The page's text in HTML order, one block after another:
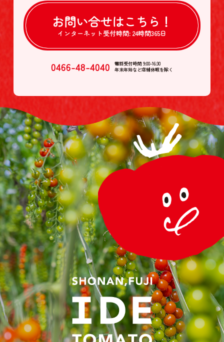
お問い合せはこちら！
インターネット受付時間: 24時間365日
0466-48-4040
電話受付時間 9:00-16:30
年末年始など店舗休暇を除く